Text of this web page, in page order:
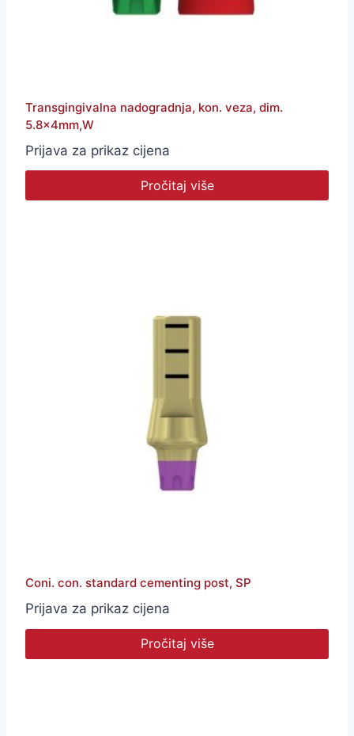
Transgingivalna nadogradnja, kon. veza, dim.
5.8x4mm,W
Prijava za prikaz cijena
Pročitaj više
Coni. con. standard cementing post, SP
Prijava za prikaz cijena
Pročitaj više